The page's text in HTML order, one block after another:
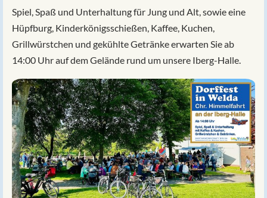
Spiel, Spaß und Unterhaltung für Jung und Alt, sowie eine
Hüpfburg, Kinderkönigsschießen, Kaffee, Kuchen,
Grillwürstchen und gekühlte Getränke erwarten Sie ab
14:00 Uhr auf dem Gelände rund um unsere Iberg-Halle.